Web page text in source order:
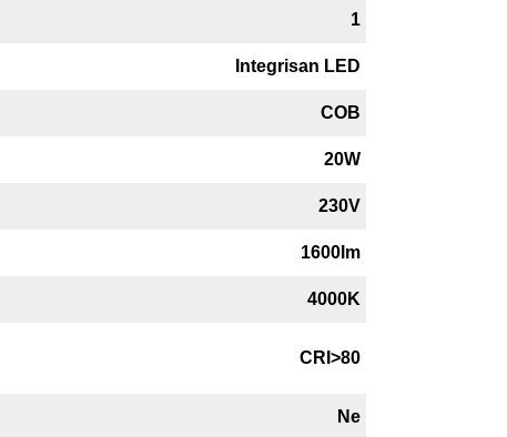
1
Integrisan LED
COB
20W
230V
1600lm
4000K
CRI>80
Ne